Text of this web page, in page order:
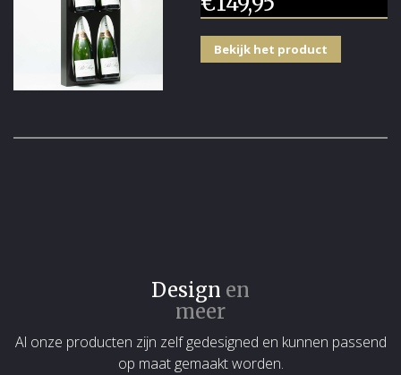
Bekijk het product
Design en
meer
Al onze producten zijn zelf gedesigned en kunnen passend
op maat gemaakt worden.